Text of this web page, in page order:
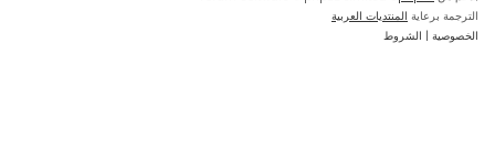
الترجمة برعاية المنتديات العربية
الخصوصية | الشروط